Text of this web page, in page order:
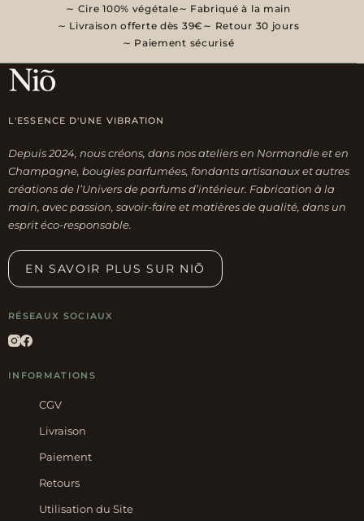
Cire 100% végétale
Fabriqué à la main
Livraison offerte dès 39€
Retour 30 jours
Paiement sécurisé
L'ESSENCE D'UNE VIBRATION
Depuis 2024, nous créons, dans nos ateliers en Normandie et en
Champagne, bougies parfumées, fondants artisanaux et autres
créations de l’Univers de parfums d’intérieur. Fabrication à la
main, avec passion, savoir-faire et matières de qualité, dans un
esprit éco-responsable.
EN SAVOIR PLUS SUR NIÕ
RÉSEAUX SOCIAUX
INFORMATIONS
CGV
Livraison
Paiement
Retours
Utilisation du Site